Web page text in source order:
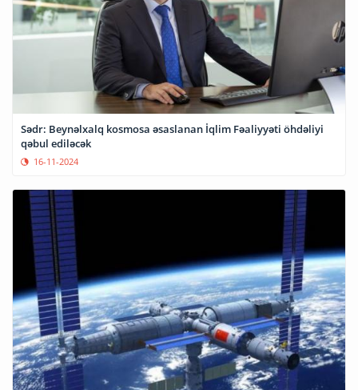
Sədr: Beynəlxalq kosmosa əsaslanan İqlim Fəaliyyəti öhdəliyi
qəbul ediləcək
16-11-2024